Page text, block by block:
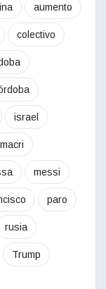
aumento
colectivo
israel
macri
messi
paro
rusia
Trump